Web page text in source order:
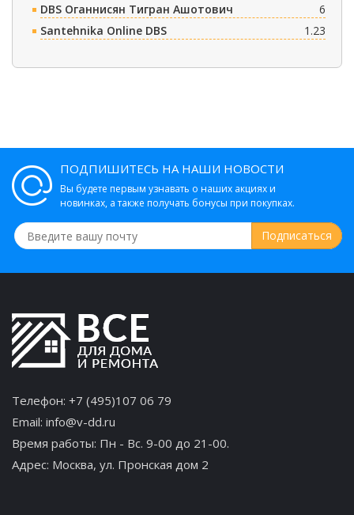
DBS Оганнисян Тигран Ашотович
6
Santehnika Online DBS
1.23
ПОДПИШИТЕСЬ НА НАШИ НОВОСТИ
Вы будете первым узнавать о наших акциях и
новинках, а также получать бонусы при покупках.
Телефон: +7 (495)107 06 79
Email: info@v-dd.ru
Время работы: Пн - Вс. 9-00 до 21-00.
Адрес: Москва, ул. Пронская дом 2